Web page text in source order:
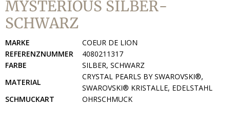
MYSTERIOUS SILBER-
SCHWARZ
MARKE
COEUR DE LION
REFERENZNUMMER
4080211317
FARBE
SILBER, SCHWARZ
MATERIAL
CRYSTAL PEARLS BY SWAROVSKI®,
SWAROVSKI® KRISTALLE, EDELSTAHL
SCHMUCKART
OHRSCHMUCK